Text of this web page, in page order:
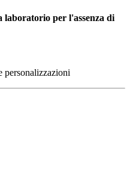
laboratorio per l'assenza di
personalizzazioni